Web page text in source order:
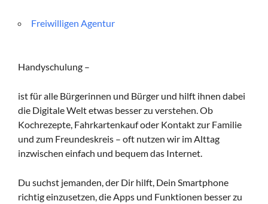
Freiwilligen Agentur
Handyschulung –
ist für alle Bürgerinnen und Bürger und hilft ihnen dabei
die Digitale Welt etwas besser zu verstehen. Ob
Kochrezepte, Fahrkartenkauf oder Kontakt zur Familie
und zum Freundeskreis – oft nutzen wir im Alttag
inzwischen einfach und bequem das Internet.
Du suchst jemanden, der Dir hilft, Dein Smartphone
richtig einzusetzen, die Apps und Funktionen besser zu